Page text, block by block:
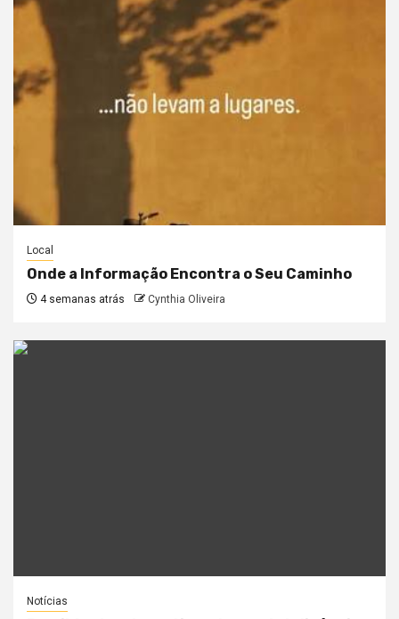
Local
Onde a Informação Encontra o Seu Caminho
4 semanas atrás Cynthia Oliveira
Notícias